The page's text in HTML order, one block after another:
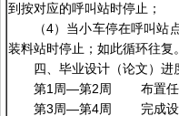
到按对应的呼叫站时停止；
（4）当小车停在呼叫
装料站时停止；如此循环往复。
四、毕业设计（论文）进
第1周—第2周 布置任务
第3周—第4周 完成设计